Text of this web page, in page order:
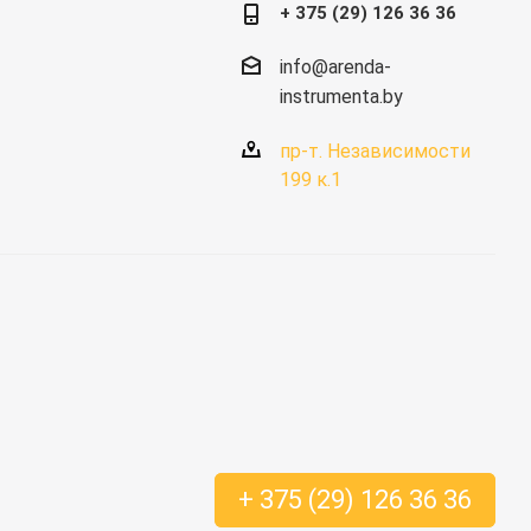
+ 375 (29) 126 36 36
+ 375 (29) 126 36 36
info@arenda-
instrumenta.by
пр-т. Независимости
199 к.1
+ 375 (29) 126 36 36